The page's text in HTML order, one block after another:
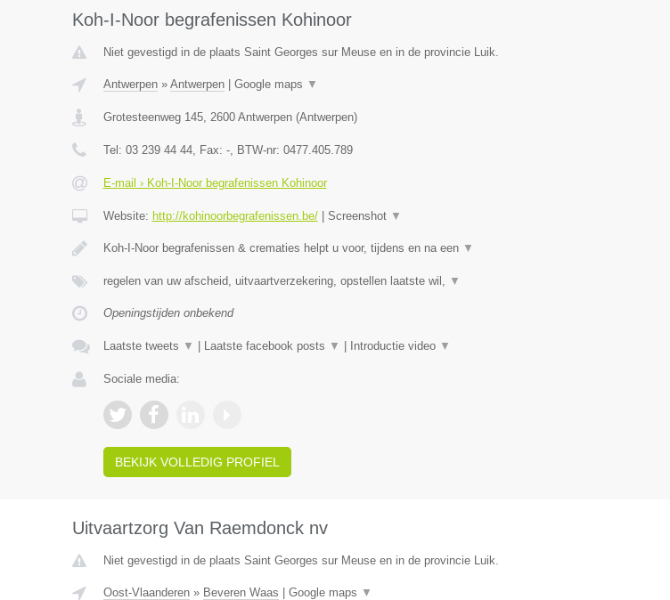
Koh-I-Noor begrafenissen Kohinoor
Niet gevestigd in de plaats Saint Georges sur Meuse en in de provincie Luik.
Antwerpen» Antwerpen| Google maps ▼
Grotesteenweg 145, 2600 Antwerpen(Antwerpen)
Tel: 03 239 44 44, Fax: -, BTW-nr: 0477.405.789
E-mail › Koh-I-Noor begrafenissen Kohinoor
Website: http://kohinoorbegrafenissen.be/| Screenshot ▼
Koh-I-Noor begrafenissen & crematies helpt u voor, tijdens en na een ▼
regelen van uw afscheid, uitvaartverzekering, opstellen laatste wil, ▼
Openingstijden onbekend
Laatste tweets ▼ Laatste facebook posts ▼ Introductie video ▼
Sociale media:
BEKIJK VOLLEDIG PROFIEL
Uitvaartzorg Van Raemdonck nv
Niet gevestigd in de plaats Saint Georges sur Meuse en in de provincie Luik.
Oost-Vlaanderen» Beveren Waas Google maps ▼